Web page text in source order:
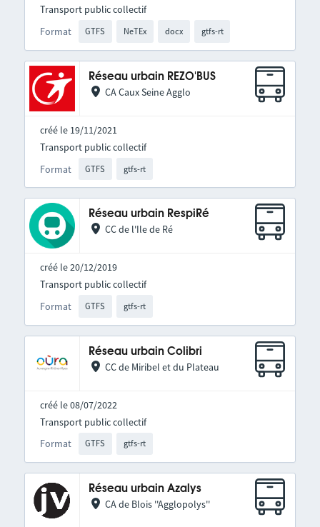
Format GTFS NeTEx docx gtfs-rt
Transport public collectif
Réseau urbain REZO'BUS
CA Caux Seine Agglo
créé le 19/11/2021
Format GTFS gtfs-rt
Transport public collectif
Réseau urbain RespiRé
CC de l'Ile de Ré
créé le 20/12/2019
Format GTFS gtfs-rt
Transport public collectif
Réseau urbain Colibri
CC de Miribel et du Plateau
créé le 08/07/2022
Format GTFS gtfs-rt
Transport public collectif
Réseau urbain Azalys
CA de Blois ''Agglopolys''